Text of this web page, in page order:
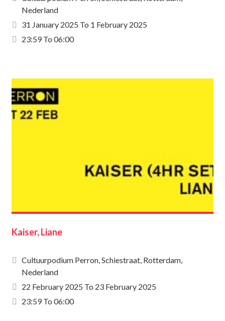
Nederland
31 January 2025 To 1 February 2025
23:59 To 06:00
Kaiser, Liane
Cultuurpodium Perron, Schiestraat, Rotterdam,
Nederland
22 February 2025 To 23 February 2025
23:59 To 06:00